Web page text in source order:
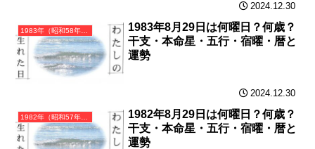
2024.12.30
1983年（昭和58年）癸亥（みずのとい）・亥年（いのしし年）カレンダー（月曜はじまり）
1983年8月29日は何曜日？何歳？
干支・本命星・五行・宿曜・暦と
運勢
2024.12.30
1982年（昭和57年）壬戌（みずのえいぬ）・戌年（いぬ年）カレンダー（月曜はじまり）
1982年8月29日は何曜日？何歳？
干支・本命星・五行・宿曜・暦と
運勢